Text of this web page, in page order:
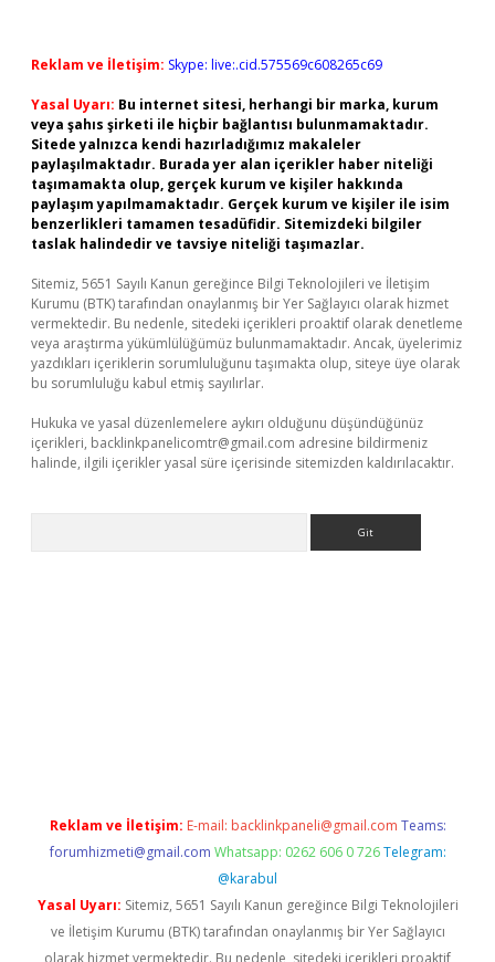
Reklam ve İletişim: Skype: live:.cid.575569c608265c69
Yasal Uyarı: Bu internet sitesi, herhangi bir marka, kurum
veya şahıs şirketi ile hiçbir bağlantısı bulunmamaktadır.
Sitede yalnızca kendi hazırladığımız makaleler
paylaşılmaktadır. Burada yer alan içerikler haber niteliği
taşımamakta olup, gerçek kurum ve kişiler hakkında
paylaşım yapılmamaktadır. Gerçek kurum ve kişiler ile isim
benzerlikleri tamamen tesadüfidir. Sitemizdeki bilgiler
taslak halindedir ve tavsiye niteliği taşımazlar.
Sitemiz, 5651 Sayılı Kanun gereğince Bilgi Teknolojileri ve İletişim
Kurumu (BTK) tarafından onaylanmış bir Yer Sağlayıcı olarak hizmet
vermektedir. Bu nedenle, sitedeki içerikleri proaktif olarak denetleme
veya araştırma yükümlülüğümüz bulunmamaktadır. Ancak, üyelerimiz
yazdıkları içeriklerin sorumluluğunu taşımakta olup, siteye üye olarak
bu sorumluluğu kabul etmiş sayılırlar.
Hukuka ve yasal düzenlemelere aykırı olduğunu düşündüğünüz
içerikleri, backlinkpanelicomtr@gmail.com adresine bildirmeniz
halinde, ilgili içerikler yasal süre içerisinde sitemizden kaldırılacaktır.
Reklam ve İletişim: E-mail: backlinkpaneli@gmail.com Teams:
forumhizmeti@gmail.com Whatsapp: 0262 606 0 726 Telegram:
@karabul
Yasal Uyarı: Sitemiz, 5651 Sayılı Kanun gereğince Bilgi Teknolojileri
ve İletişim Kurumu (BTK) tarafından onaylanmış bir Yer Sağlayıcı
olarak hizmet vermektedir. Bu nedenle, sitedeki içerikleri proaktif